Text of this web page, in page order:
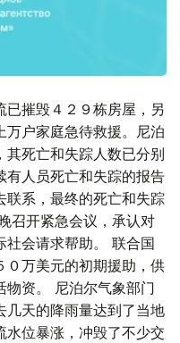
已摧毁４２９栋房屋，另
万户家庭急待救援。尼泊
其死亡和失踪人数已分别
有人员死亡和失踪的报告
联系，最终的死亡和失踪
召开紧急会议，承认对
社会请求帮助。 联合国
０万美元的初期援助，供
物资。 尼泊尔气象部门
几天的降雨量达到了当地
水位暴涨，冲毁了不少交